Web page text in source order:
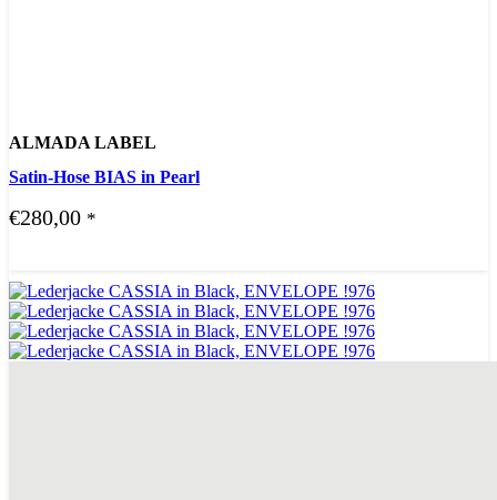
ALMADA LABEL
Satin-Hose BIAS in Pearl
€280,00 *